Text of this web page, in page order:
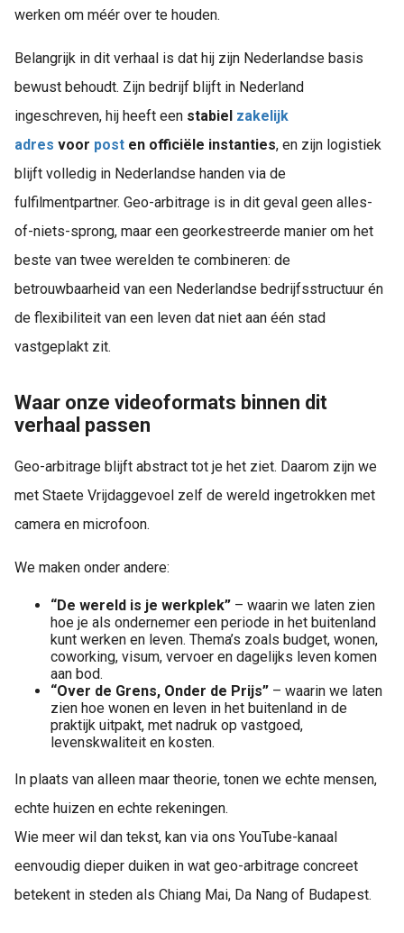
werken om méér over te houden.
Belangrijk in dit verhaal is dat hij zijn Nederlandse basis
bewust behoudt. Zijn bedrijf blijft in Nederland
ingeschreven, hij heeft een stabiel zakelijk
adres voor post en officiële instanties, en zijn logistiek
blijft volledig in Nederlandse handen via de
fulfilmentpartner. Geo-arbitrage is in dit geval geen alles-
of-niets-sprong, maar een georkestreerde manier om het
beste van twee werelden te combineren: de
betrouwbaarheid van een Nederlandse bedrijfsstructuur én
de flexibiliteit van een leven dat niet aan één stad
vastgeplakt zit.
Waar onze videoformats binnen dit
verhaal passen
Geo-arbitrage blijft abstract tot je het ziet. Daarom zijn we
met Staete Vrijdaggevoel zelf de wereld ingetrokken met
camera en microfoon.
We maken onder andere:
“De wereld is je werkplek” – waarin we laten zien
hoe je als ondernemer een periode in het buitenland
kunt werken en leven. Thema’s zoals budget, wonen,
coworking, visum, vervoer en dagelijks leven komen
aan bod.
“Over de Grens, Onder de Prijs” – waarin we laten
zien hoe wonen en leven in het buitenland in de
praktijk uitpakt, met nadruk op vastgoed,
levenskwaliteit en kosten.
In plaats van alleen maar theorie, tonen we echte mensen,
echte huizen en echte rekeningen.
Wie meer wil dan tekst, kan via ons YouTube-kanaal
eenvoudig dieper duiken in wat geo-arbitrage concreet
betekent in steden als Chiang Mai, Da Nang of Budapest.